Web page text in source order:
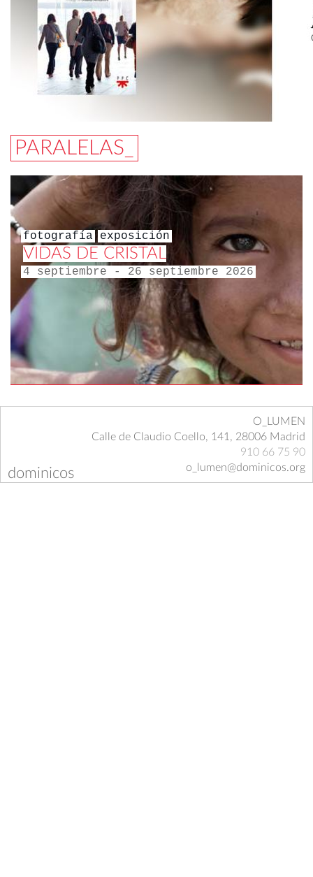
PARALELAS_
fotografía exposición
VIDAS DE CRISTAL
4 septiembre - 26 septiembre 2026
dominicos
O_LUMEN
Calle de Claudio Coello, 141, 28006 Madrid
910 66 75 90
o_lumen@dominicos.org